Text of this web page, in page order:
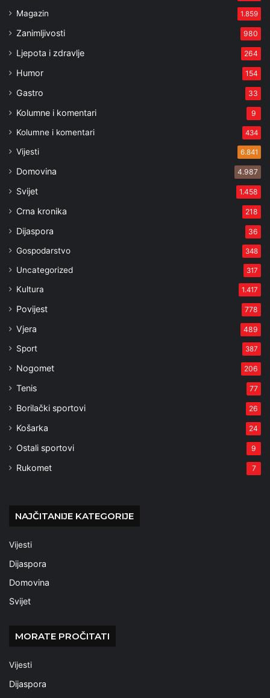
Magazin 1.859
Zanimljivosti 980
Ljepota i zdravlje 264
Humor 154
Gastro 33
Kolumne i komentari 9
Kolumne i komentari 434
Vijesti 6.841
Domovina 4.987
Svijet 1.458
Crna kronika 218
Dijaspora 36
Gospodarstvo 348
Uncategorized 317
Kultura 1.417
Povijest 778
Vjera 489
Sport 387
Nogomet 206
Tenis 77
Borilački sportovi 26
Košarka 24
Ostali sportovi 9
Rukomet 7
NAJČITANIJE KATEGORIJE
Vijesti
Dijaspora
Domovina
Svijet
MORATE PROČITATI
Vijesti
Dijaspora